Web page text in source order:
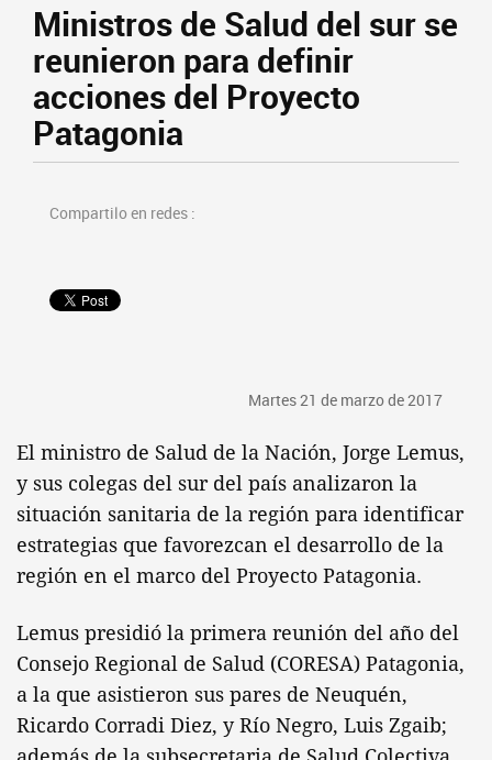
Ministros de Salud del sur se
reunieron para definir
acciones del Proyecto
Patagonia
Compartilo en redes :
Martes 21 de marzo de 2017
El ministro de Salud de la Nación, Jorge Lemus,
y sus colegas del sur del país analizaron la
situación sanitaria de la región para identificar
estrategias que favorezcan el desarrollo de la
región en el marco del Proyecto Patagonia.
Lemus presidió la primera reunión del año del
Consejo Regional de Salud (CORESA) Patagonia,
a la que asistieron sus pares de Neuquén,
Ricardo Corradi Diez, y Río Negro, Luis Zgaib;